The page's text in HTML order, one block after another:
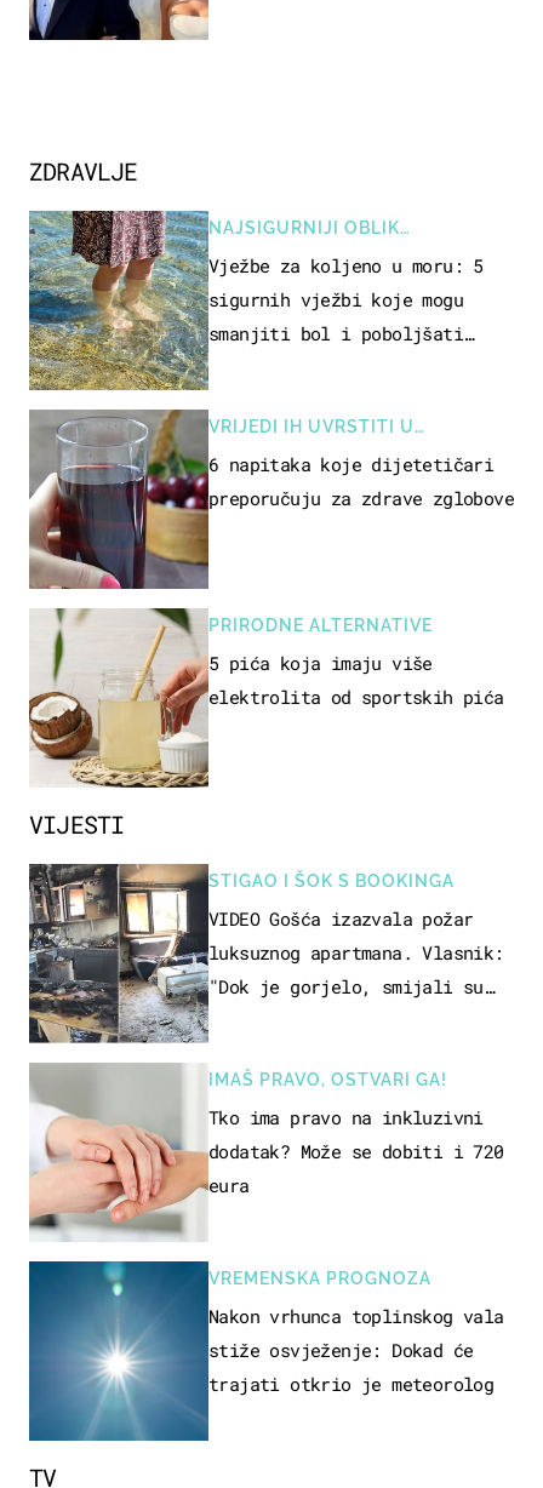
VIJESTI
STIGAO I ŠOK S BOOKINGA
VIDEO Gošća izazvala požar
luksuznog apartmana. Vlasnik:
"Dok je gorjelo, smijali su
IMAŠ PRAVO, OSTVARI GA!
Tko ima pravo na inkluzivni
dodatak? Može se dobiti i 720
eura
VREMENSKA PROGNOZA
Nakon vrhunca toplinskog vala
stiže osvježenje: Dokad će
trajati otkrio je meteorolog
ZDRAVLJE
NAJSIGURNIJI OBLIK
REKREACIJE
Vježbe za koljeno u moru: 5
sigurnih vježbi koje mogu
smanjiti bol i poboljšati
VRIJEDI IH UVRSTITI U
PREHRANU
6 napitaka koje dijetetičari
preporučuju za zdrave zglobove
PRIRODNE ALTERNATIVE
5 pića koja imaju više
elektrolita od sportskih pića
TV